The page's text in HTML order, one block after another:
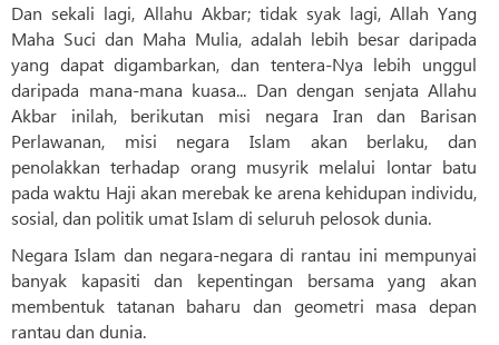
Dan sekali lagi, Allahu Akbar; tidak syak lagi, Allah Yang
Maha Suci dan Maha Mulia, adalah lebih besar daripada
yang dapat digambarkan, dan tentera-Nya lebih unggul
daripada mana-mana kuasa... Dan dengan senjata Allahu
Akbar inilah, berikutan misi negara Iran dan Barisan
Perlawanan, misi negara Islam akan berlaku, dan
penolakkan terhadap orang musyrik melalui lontar batu
pada waktu Haji akan merebak ke arena kehidupan individu,
sosial, dan politik umat Islam di seluruh pelosok dunia.
Negara Islam dan negara-negara di rantau ini mempunyai
banyak kapasiti dan kepentingan bersama yang akan
membentuk tatanan baharu dan geometri masa depan
rantau dan dunia.